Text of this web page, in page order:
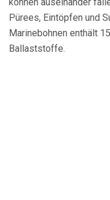
können auseinander
Pürees, Eintöpfen und
Marinebohnen enthält
Ballaststoffe.